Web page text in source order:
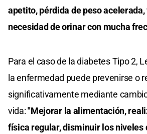
apetito, pérdida de peso
necesidad de orinar con mucha
Para el caso de la diabetes Tipo 2,
la enfermedad puede prevenirse o
significativamente mediante
vida:"Mejorar la alimentación,
física regular, disminuir los niveles